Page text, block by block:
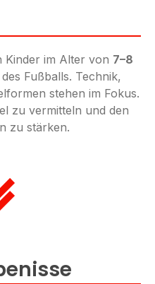
Kinder im Alter von 7–8
Fußballs. Technik,
stehen im Fokus.
zu vermitteln und den
zu stärken.